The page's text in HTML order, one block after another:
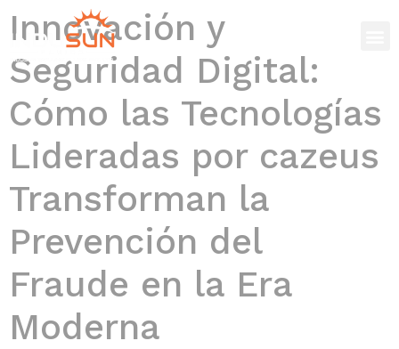
Innovación y
Seguridad Digital:
Cómo las Tecnologías
Lideradas por cazeus
Transforman la
Prevención del
Fraude en la Era
Moderna